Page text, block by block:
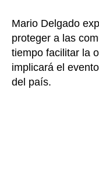
Mario Delgado
proteger a las
tiempo facilitar la
implicará el
del país.